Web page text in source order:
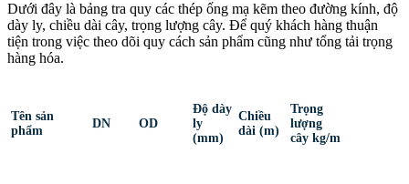
Dưới đây là bảng tra quy các thép ống mạ kẽm theo đường kính, độ
dày ly, chiều dài cây, trọng lượng cây. Để quý khách hàng thuận
tiện trong việc theo dõi quy cách sản phẩm cũng như tổng tải trọng
hàng hóa.
Tên sản
phẩm
DN OD
Độ dày
ly
(mm)
Chiều
dài (m)
Trọng
lượng
cây kg/m